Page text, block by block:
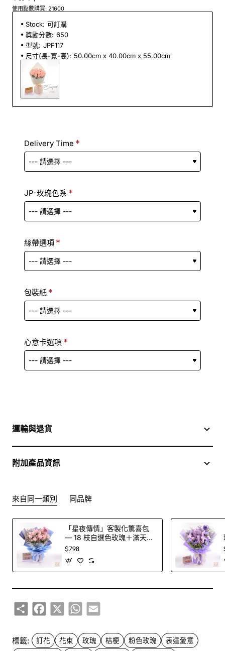
使用點數購買: 21600
Stock: 可訂購
獎勵分數: 650
型號: JPF117
尺寸(長-寬-高): 50.00cm x 40.00cm x 55.00cm
Delivery Time
JP-玫瑰色系
絲帶選項
包裝紙
心意卡選項
運輸與退貨
附加產品資訊
來自同一類別 同品牌
「星夜傳情」客製化驚喜包
— 18 枝自選色玫瑰＋滿天星
花束＋印字氣球（100 色玫
瑰任選）
$798
ShareFacebook
X WhatsApp
Email
標籤: 訂花 花束 玫瑰 桔梗 粉色玫瑰
表達愛意